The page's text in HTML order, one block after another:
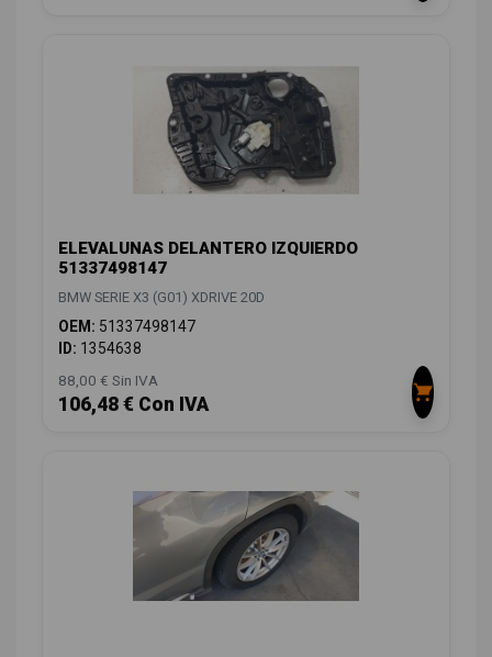
ELEVALUNAS DELANTERO IZQUIERDO
51337498147
BMW SERIE X3 (G01) XDRIVE 20D
OEM: 51337498147
ID: 1354638
88,00 € Sin IVA
106,48 € Con IVA